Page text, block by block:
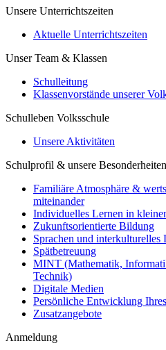
Unsere Unterrichtszeiten
Aktuelle Unterrichtszeiten
Unser Team & Klassen
Schulleitung
Klassenvorstände unserer
Schulleben Volksschule
Unsere Aktivitäten
Schulprofil & unsere Besonderheiten
Familiäre Atmosphäre &
miteinander
Individuelles Lernen in
Zukunftsorientierte Bildung
Sprachen und interkulturelles
Spätbetreuung
MINT (Mathematik,
Technik)
Digitale Medien
Persönliche Entwicklung
Zusatzangebote
Anmeldung